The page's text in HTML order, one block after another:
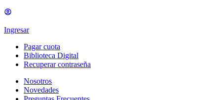
Ingresar
Pagar cuota
Biblioteca Digital
Recuperar contraseña
Nosotros
Novedades